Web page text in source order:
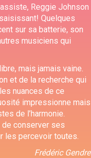
Reggie Johnson
Quelques
sur sa batterie, son
musiciens qui
mais jamais vaine.
et de la recherche qui
nuances de ce
impressionne mais
de l’harmonie.
de conserver ses
les percevoir toutes.
Frédéric Gendre